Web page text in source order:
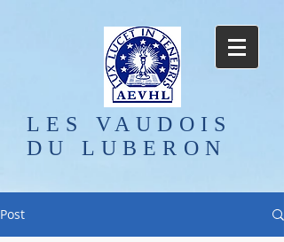
LES VAUDOIS
DU LUBERON
Post